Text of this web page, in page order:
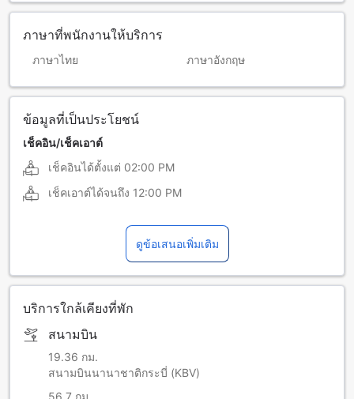
ภาษาที่พนักงานให้บริการ
ภาษาไทย ภาษาอังกฤษ
ข้อมูลที่เป็นประโยชน์
เช็คอิน/เช็คเอาต์
เช็คอินได้ตั้งแต่ 02:00 PM
เช็คเอาต์ได้จนถึง 12:00 PM
ดูข้อเสนอเพิ่มเติม
บริการใกล้เคียงที่พัก
สนามบิน
19.36 กม.
สนามบินนานาชาติกระบี่ (KBV)
56.7 กม.